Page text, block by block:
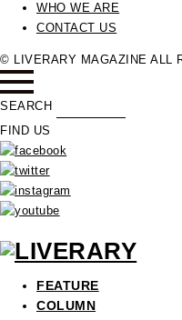
WHO WE ARE
CONTACT US
© LIVERARY MAGAZINE ALL
SEARCH
FIND US
FEATURE
COLUMN